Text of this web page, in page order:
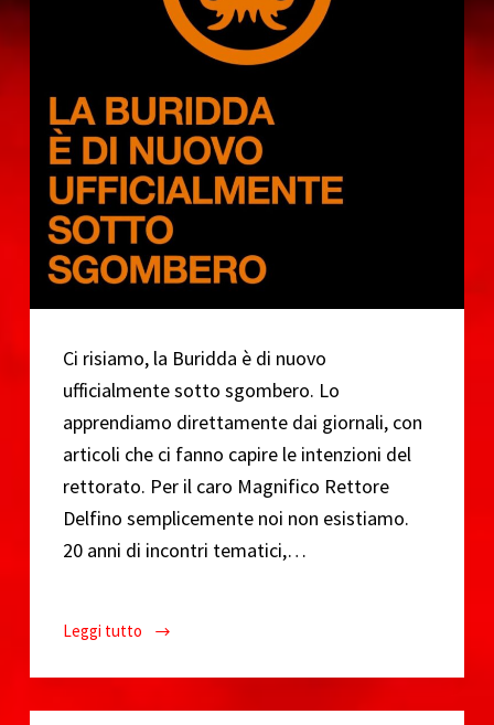
o
Ci risiamo, la Buridda è di nuovo
ufficialmente sotto sgombero. Lo
apprendiamo direttamente dai giornali, con
articoli che ci fanno capire le intenzioni del
rettorato. Per il caro Magnifico Rettore
Delfino semplicemente noi non esistiamo.
20 anni di incontri tematici,…
Leggi tutto
La